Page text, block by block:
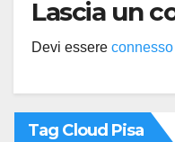
Lascia un
Devi essere connesso
Tag Cloud Pisa